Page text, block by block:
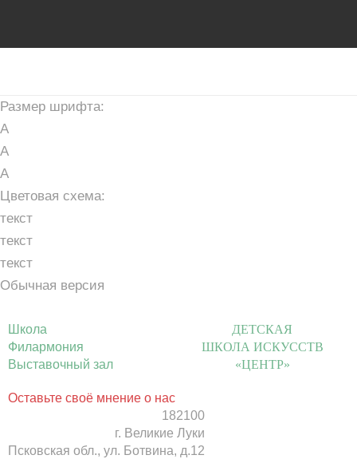
Размер шрифта:
A
A
A
Цветовая схема:
текст
текст
текст
Обычная версия
Школа
Филармония
Выставочный зал
Оставьте своё мнение о нас
ДЕТСКАЯ
ШКОЛА ИСКУССТВ
«ЦЕНТР»
182100
г. Великие Луки
Псковская обл., ул. Ботвина, д.12